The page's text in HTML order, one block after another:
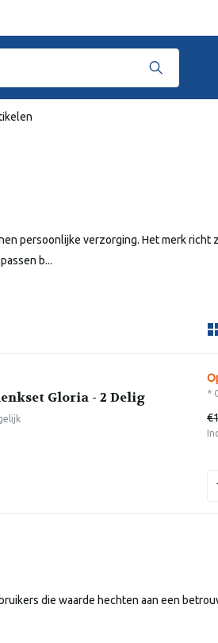
persoonlijke verzorging. Het merk richt
b...
Gloria - 2 Delig *
die waarde hechten aan een